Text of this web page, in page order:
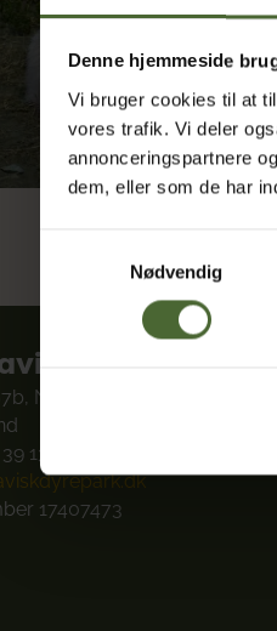
Denne hjemmeside
Vi bruger cookies til at
vores trafik. Vi deler
annonceringspartnere
dem, eller som de har
Nødvendig
Dyrepark
Nødager
13 33
17407473